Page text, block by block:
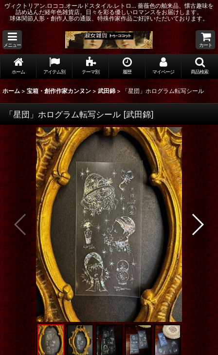
ヴィクトリアン.ロココ.オールドスタイル.レトロ… 薔薇色の舶来品、懐古趣味を
詰め込んだ経年色雑貨店。日々を彩る優しいロマンスをお届けします。
球体関節人形・創作人形の通販、特殊作家作品ご好評いただいております。
メニュー カート
ホーム アイテム別 テーマ別 履歴 マイページ 商品検索
ホーム > 宝箱・創作作家カンヌン > 武田錦 > 「星団」ホログラム転写シール
「星団」ホログラム転写シール [武田錦]